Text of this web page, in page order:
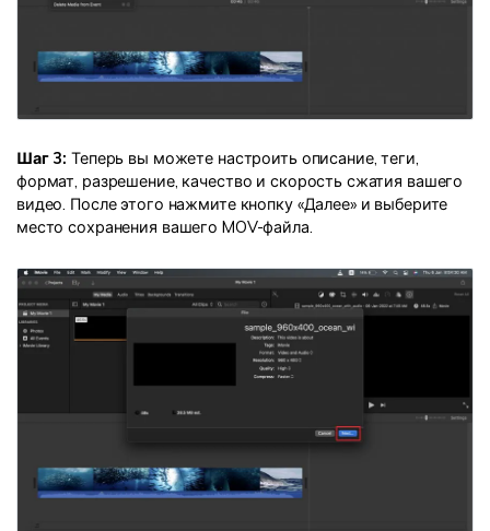
Шаг 3: Теперь вы можете настроить описание, теги,
формат, разрешение, качество и скорость сжатия вашего
видео. После этого нажмите кнопку «Далее» и выберите
место сохранения вашего MOV-файла.